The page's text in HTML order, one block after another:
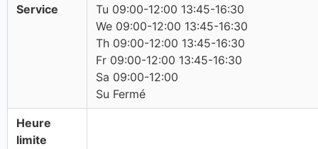
Service
Tu 09:00-12:00 13:45-16:30
We 09:00-12:00 13:45-16:30
Th 09:00-12:00 13:45-16:30
Fr 09:00-12:00 13:45-16:30
Sa 09:00-12:00
Su Fermé
Heure
limite